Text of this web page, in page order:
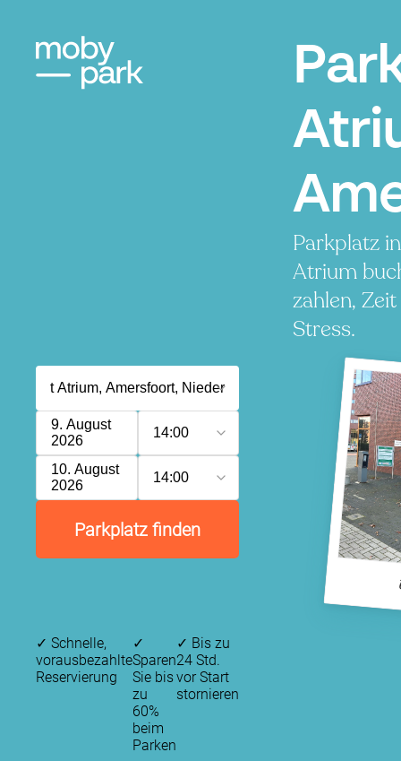
Parkplatz
Atrium
zahlen,
Stress.
9. August
2026
14:00
10. August
2026
14:00
Parkplatz finden
✓ Schnelle,
vorausbezahlte
Reservierung
✓
Sparen
Sie bis
zu
60%
beim
Parken
✓ Bis zu
24 Std.
vor Start
stornieren